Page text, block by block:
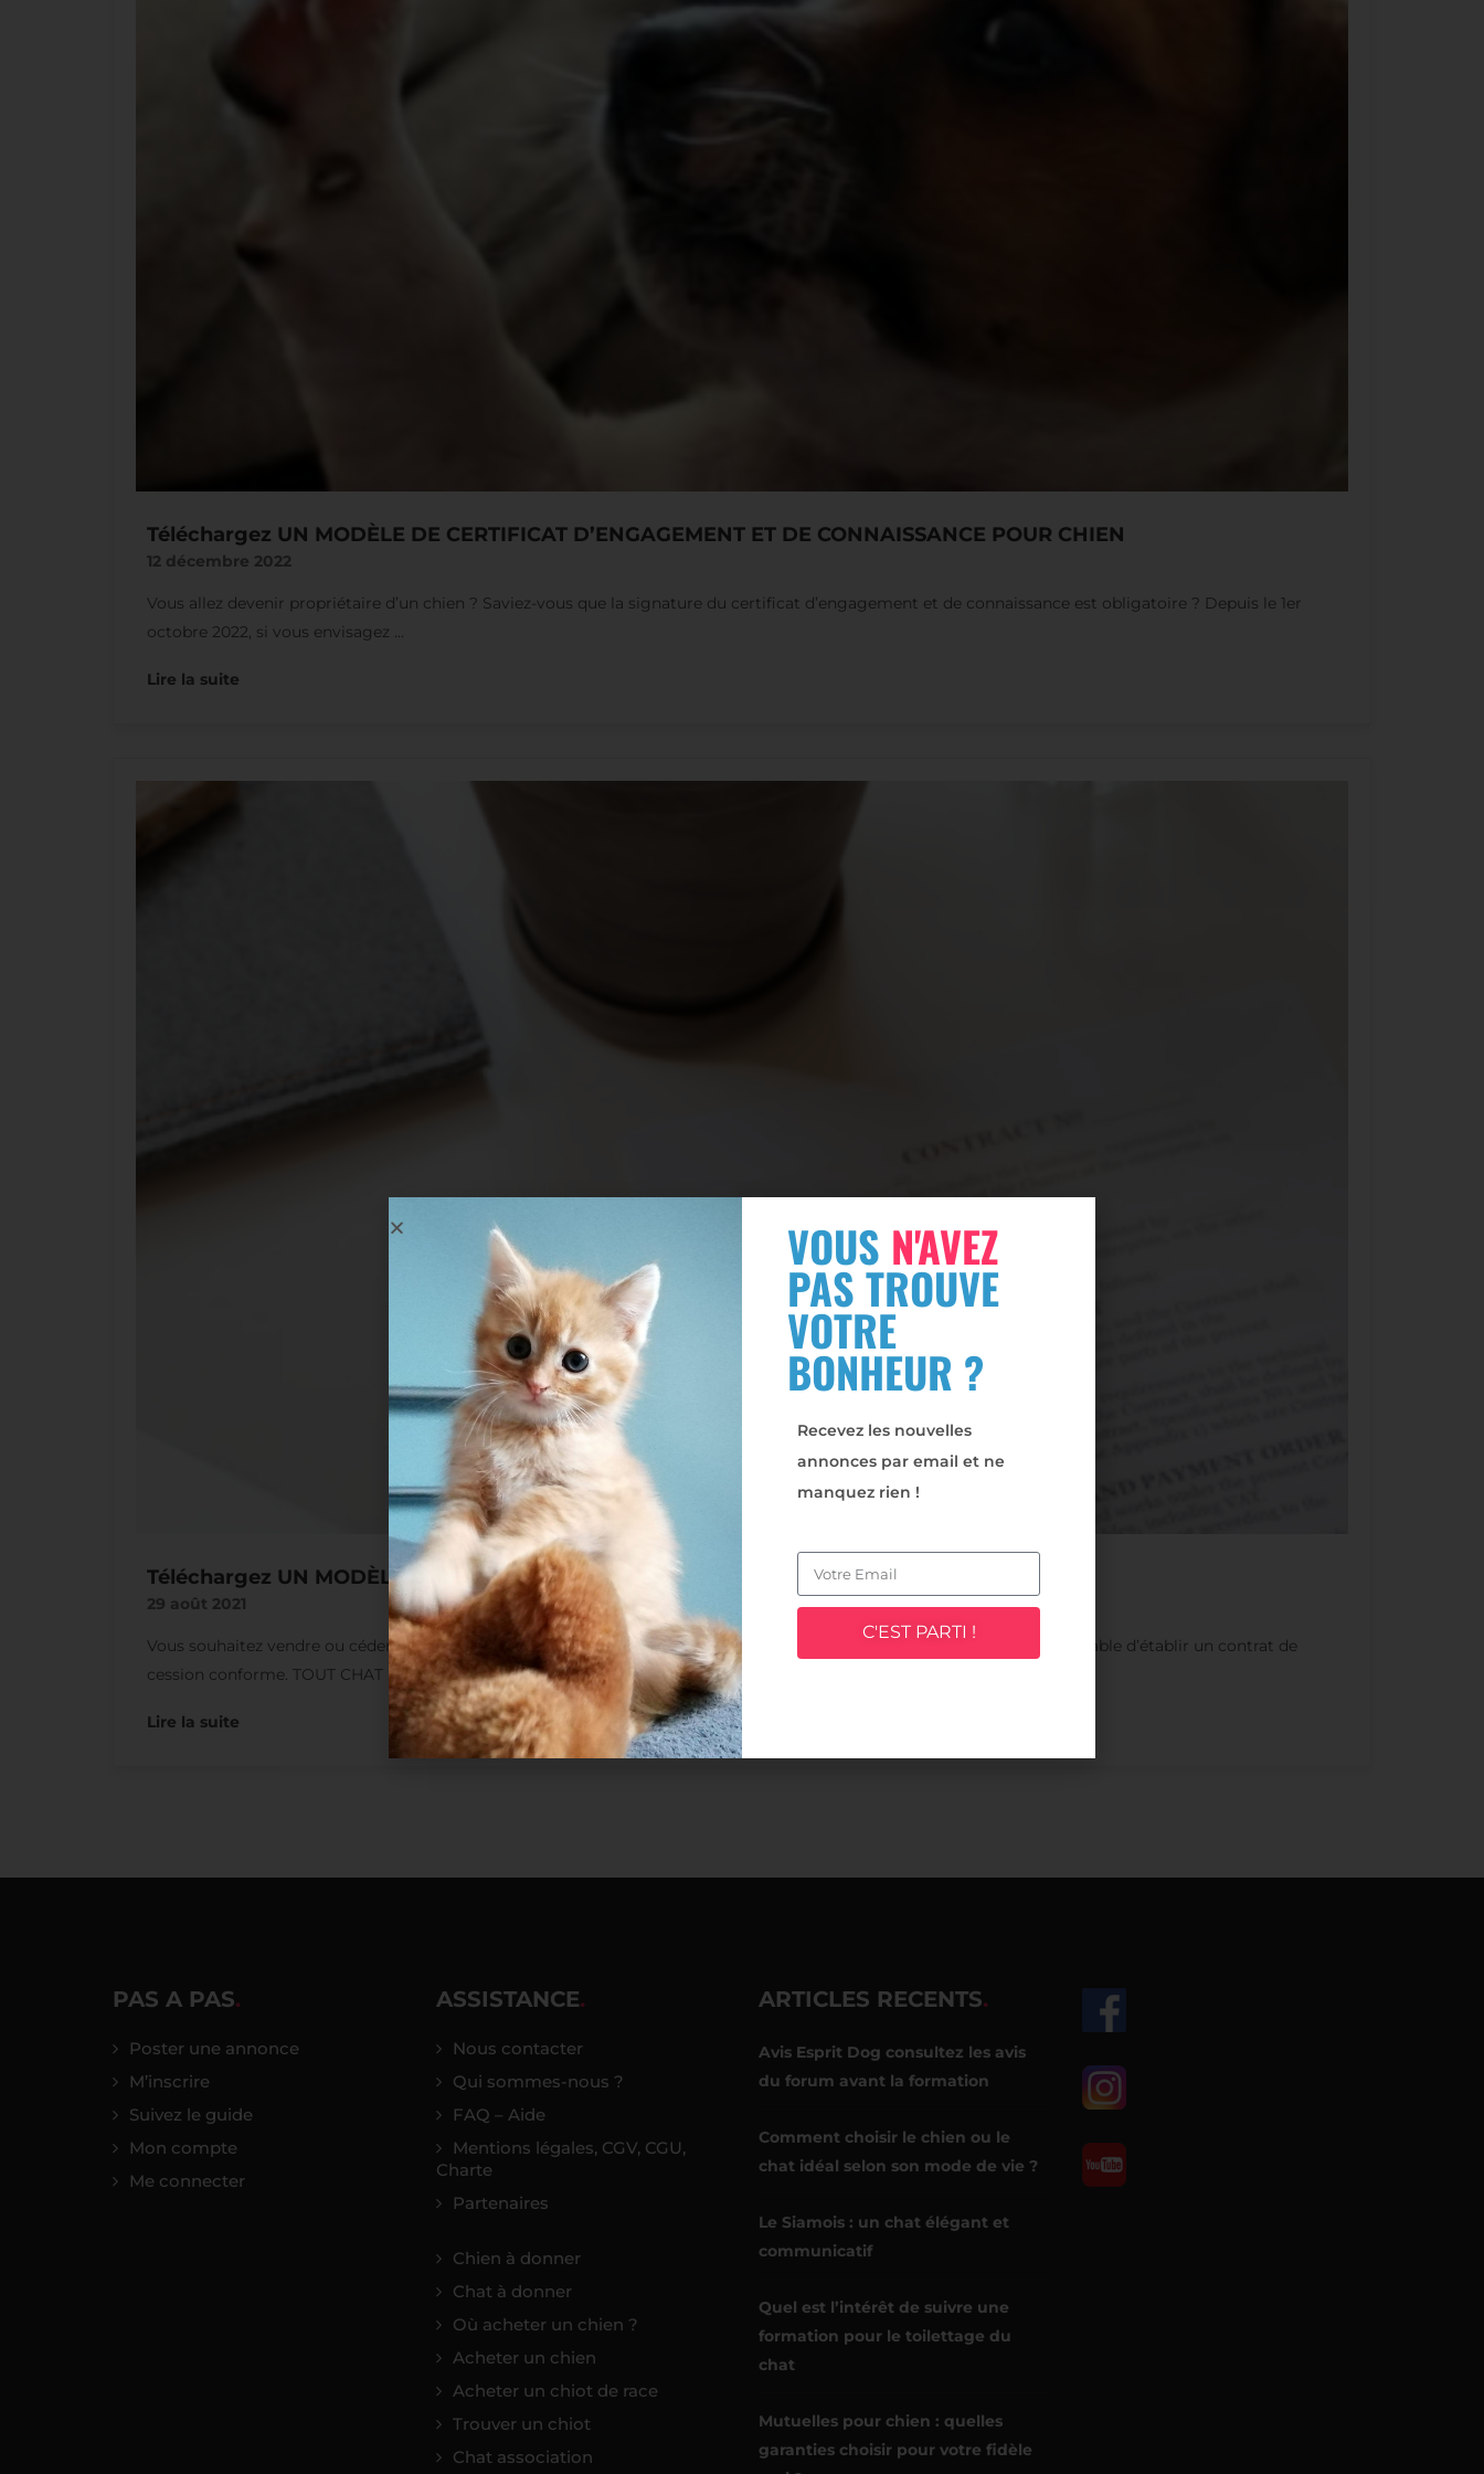
Téléchargez UN MODÈLE DE CERTIFICAT D’ENGAGEMENT ET DE CONNAISSANCE POUR CHIEN
12 décembre 2022
Vous allez devenir propriétaire d’un chien ? Saviez-vous que la signature du certificat d’engagement et de connaissance est obligatoire ? Depuis le 1er
octobre 2022, si vous envisagez ...
Lire la suite
Téléchargez UN MODÈLE DE CONTRAT DE CESSION ANIMAL
29 août 2021
Vous souhaitez vendre ou céder un animal ? Vous allez devenir propriétaire d’un chat ou d’un chien ? Il vous sera indispensable d’établir un contrat de
cession conforme. TOUT CHAT ...
Lire la suite
PAS A PAS
Poster une annonce
M’inscrire
Suivez le guide
Mon compte
Me connecter
ASSISTANCE
Nous contacter
Qui sommes-nous ?
FAQ – Aide
Mentions légales, CGV, CGU,
Charte
Partenaires
Chien à donner
Chat à donner
Où acheter un chien ?
Acheter un chien
Acheter un chiot de race
Trouver un chiot
Chat association
ARTICLES RECENTS
Avis Esprit Dog consultez les avis
du forum avant la formation
Comment choisir le chien ou le
chat idéal selon son mode de vie ?
Le Siamois : un chat élégant et
communicatif
Quel est l’intérêt de suivre une
formation pour le toilettage du
chat
Mutuelles pour chien : quelles
garanties choisir pour votre fidèle
VOUS N'AVEZ
PAS TROUVE
VOTRE
BONHEUR ?
Recevez les nouvelles
annonces par email et ne
manquez rien !
C'EST PARTI !